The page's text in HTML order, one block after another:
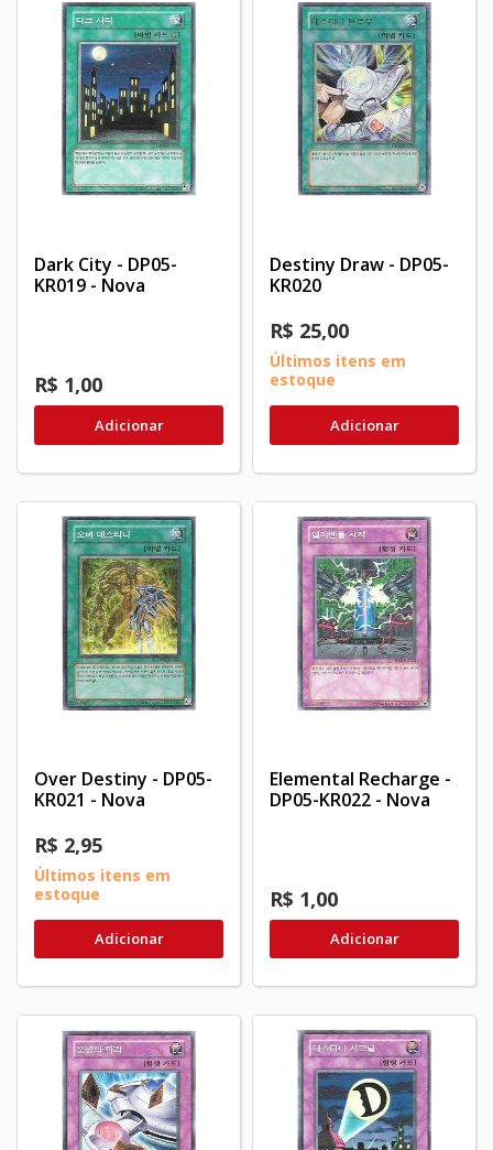
Dark City - DP05-
KR019 - Nova
R$ 1,00
Adicionar
Destiny Draw - DP05-
KR020
R$ 25,00
Últimos itens em
estoque
Adicionar
Over Destiny - DP05-
KR021 - Nova
R$ 2,95
Últimos itens em
estoque
Adicionar
Elemental Recharge -
DP05-KR022 - Nova
R$ 1,00
Adicionar